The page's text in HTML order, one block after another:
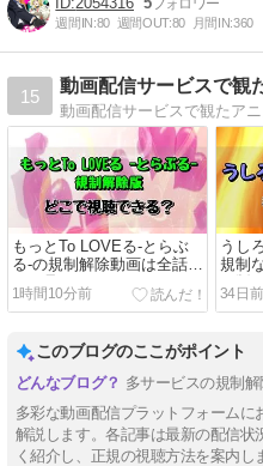
週間IN:80 週間OUT:80 月間IN:360
15
動画配信サービスで観
もっとTo LOVEる-とらぶ
る-の規制解除動画は全話ど
こで見れる？ヤバい！
1時間10分前
うし
規制
ラ版
でき
34日前
このブログのここがポイント
多サービスの規制
多彩な動画配信プラットフォーム
解説します。各記事は最新の配信
く紹介し、正規の視聴方法を案内